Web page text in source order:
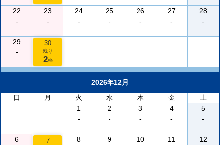
22
-
23
-
24
-
25
-
26
-
27
-
28
-
29
-
30
残り
2枠
2026年12月
日
月 火 水 木 金
土
1
-
2
-
3
-
4
-
5
-
6
7
8
9
10
11
12